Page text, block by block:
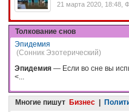
21 марта 2020, 18:48,
Толкование снов
Эпидемия
(Сонник Эзотерический)
Эпидемия — Если во сне вы
<...
Многие пишут Бизнес |